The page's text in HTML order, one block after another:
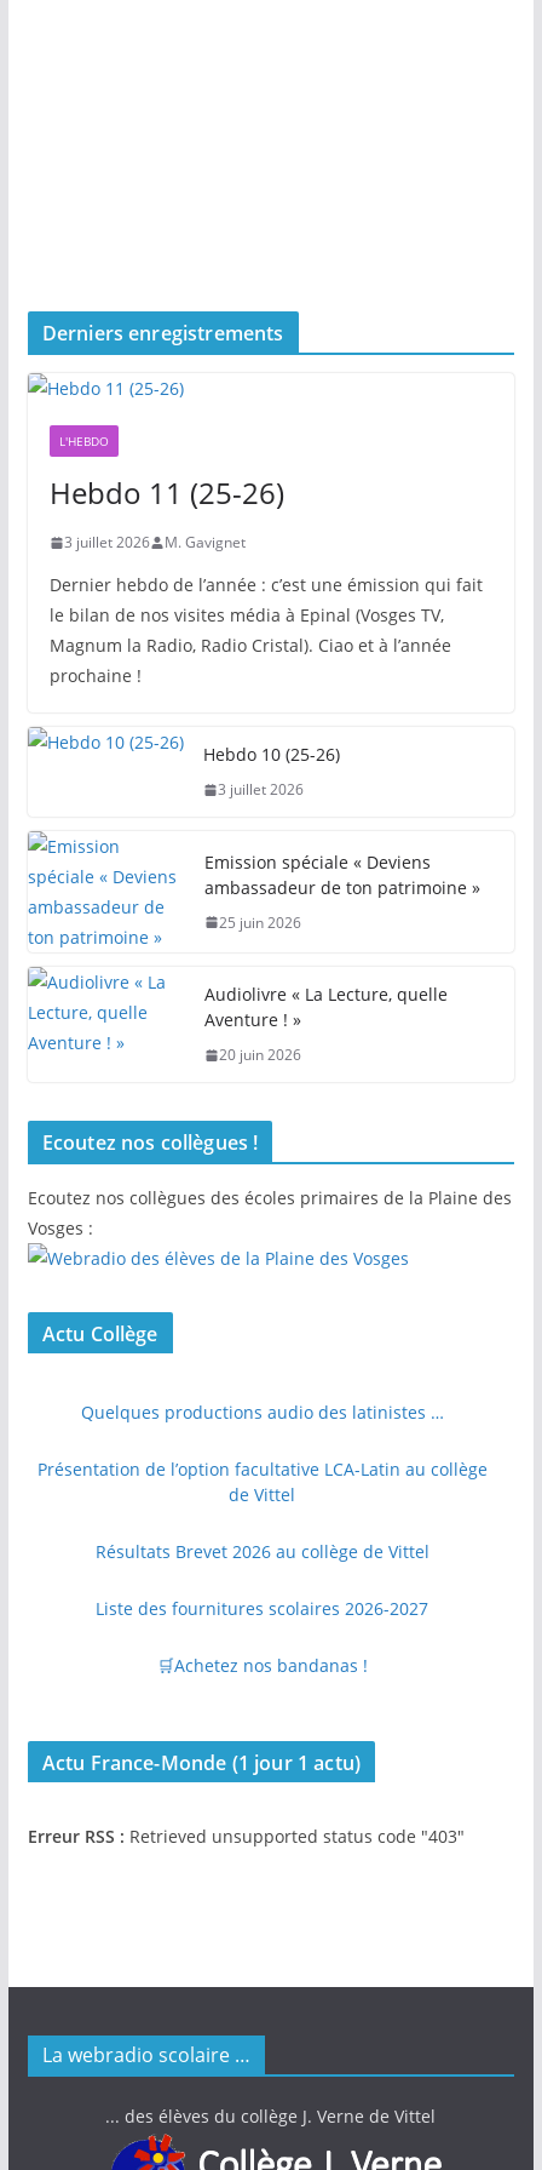
Derniers enregistrements
L'HEBDO
Hebdo 11 (25-26)
3 juillet 2026 M. Gavignet
Dernier hebdo de l’année : c’est une émission qui fait
le bilan de nos visites média à Epinal (Vosges TV,
Magnum la Radio, Radio Cristal). Ciao et à l’année
prochaine !
Hebdo 10 (25-26)
3 juillet 2026
Emission spéciale « Deviens
ambassadeur de ton patrimoine »
25 juin 2026
Audiolivre « La Lecture, quelle
Aventure ! »
20 juin 2026
Ecoutez nos collègues !
Ecoutez nos collègues des écoles primaires de la Plaine des
Vosges :
Actu Collège
Quelques productions audio des latinistes …
Présentation de l’option facultative LCA-Latin au collège
de Vittel
Résultats Brevet 2026 au collège de Vittel
Liste des fournitures scolaires 2026-2027
🛒Achetez nos bandanas !
Actu France-Monde (1 jour 1 actu)
Erreur RSS : Retrieved unsupported status code "403"
La webradio scolaire …
... des élèves du collège J. Verne de Vittel